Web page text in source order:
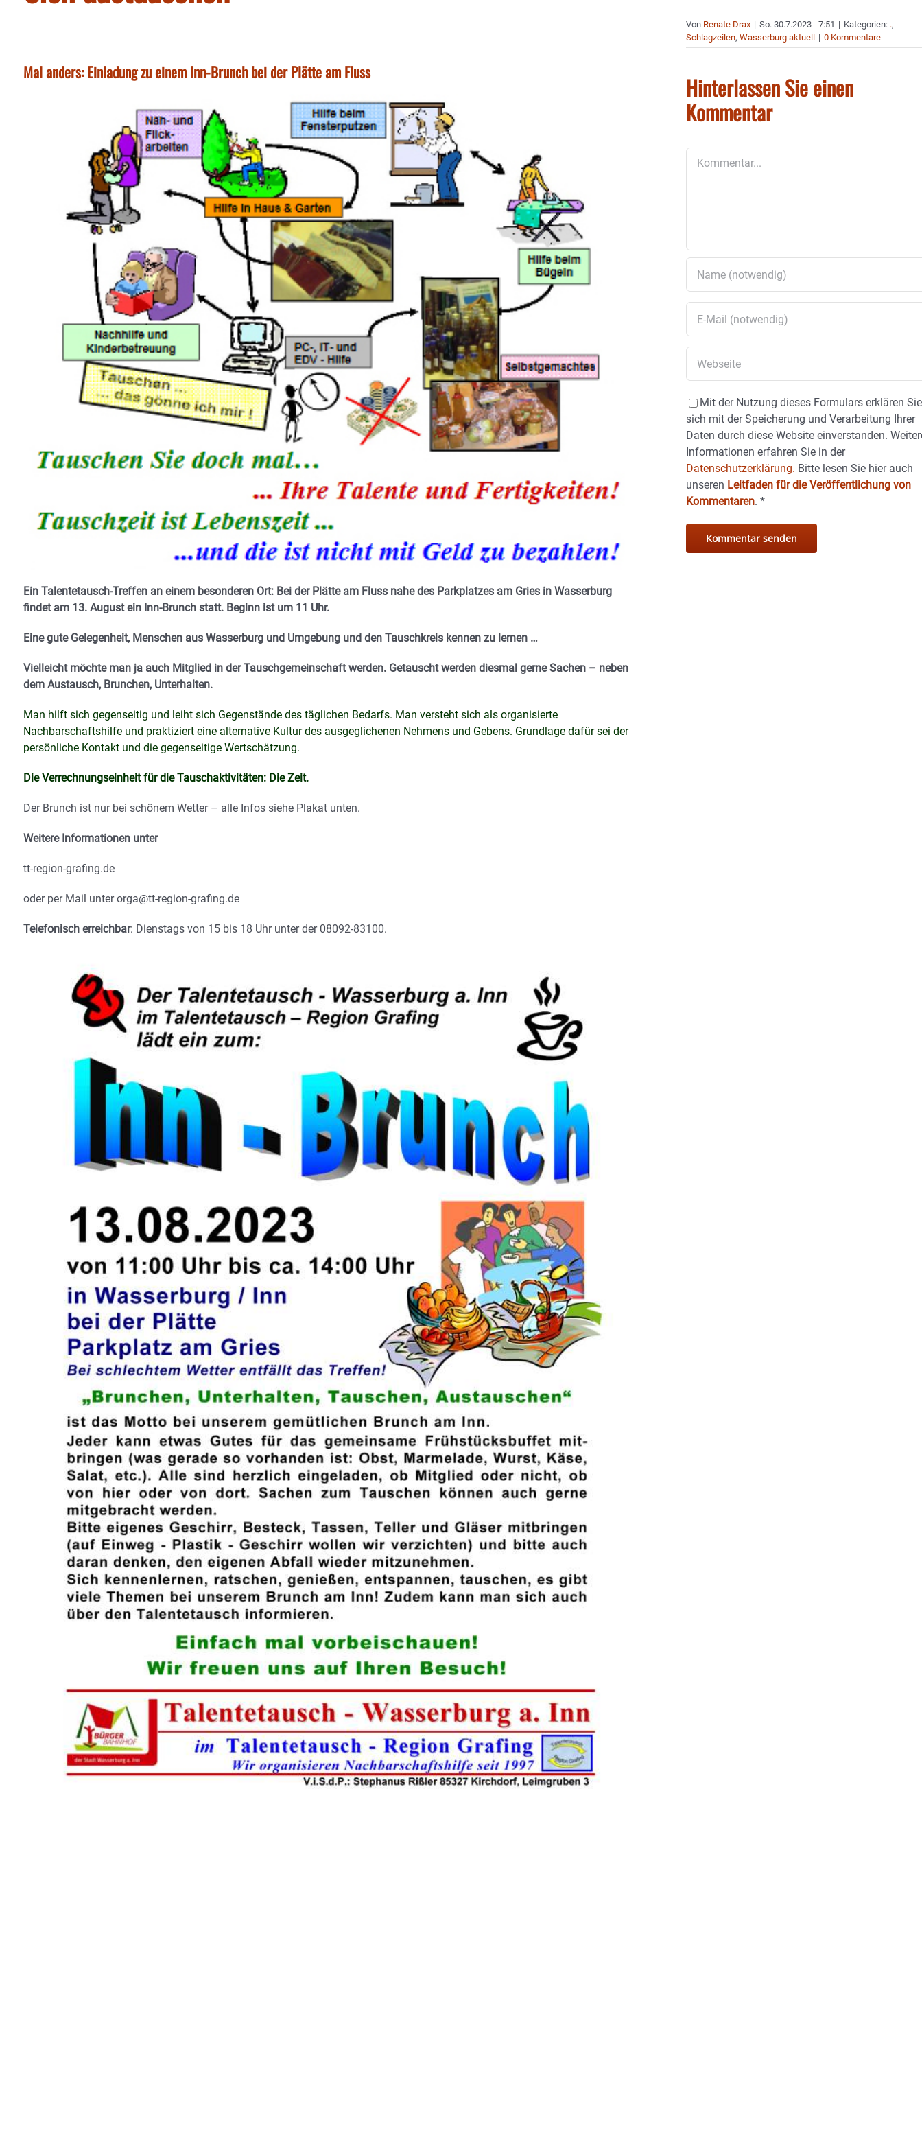
Mal anders: Einladung zu einem Inn-Brunch bei der Plätte am Fluss
Ein Talentetausch-Treffen an einem besonderen Ort: Bei der Plätte am Fluss nahe des Parkplatzes am Gries in Wasserburg
findet am 13. August ein Inn-Brunch statt. Beginn ist um 11 Uhr.
Eine gute Gelegenheit, Menschen aus Wasserburg und Umgebung und den Tauschkreis kennen zu lernen …
Vielleicht möchte man ja auch Mitglied in der Tauschgemeinschaft werden. Getauscht werden diesmal gerne Sachen – neben
dem Austausch, Brunchen, Unterhalten.
Man hilft sich gegenseitig und leiht sich Gegenstände des täglichen Bedarfs. Man versteht sich als organisierte
Nachbarschaftshilfe und praktiziert eine alternative Kultur des ausgeglichenen Nehmens und Gebens. Grundlage dafür sei der
persönliche Kontakt und die gegenseitige Wertschätzung.
Die Verrechnungseinheit für die Tauschaktivitäten: Die Zeit.
Der Brunch ist nur bei schönem Wetter – alle Infos siehe Plakat unten.
Weitere Informationen unter
tt-region-grafing.de
oder per Mail unter orga@tt-region-grafing.de
Telefonisch erreichbar: Dienstags von 15 bis 18 Uhr unter der 08092-83100.
Von Renate Drax | So. 30.7.2023 - 7:51 | Kategorien: .,
Schlagzeilen,Wasserburg aktuell | 0 Kommentare
Hinterlassen Sie einen
Kommentar
Mit der Nutzung dieses Formulars erklären Sie
sich mit der Speicherung und Verarbeitung Ihrer
Daten durch diese Website einverstanden.
Informationen erfahren Sie in der
Datenschutzerklärung. Bitte lesen Sie hier auch
unseren Leitfaden für die Veröffentlichung von
Kommentaren.*